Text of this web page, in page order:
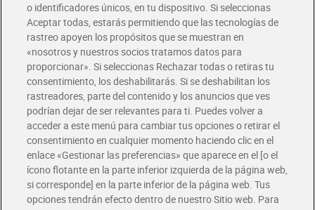
Envío gratis por compras superiores a 100€
Envío estandar por 4,99€
Glovo y Uber Eats
Solicita tu factura de Glovo o Uber Eats
Únete al CLUB Dia
Disfruta las ventajas y ofertas exclusivas.
Descárgate la APP Dia
Folletos y Tiendas
Descubre las mejores ofertas y busca tu tienda más cercana
o identificadores únicos, en tu dispositivo. Si seleccionas
Aceptar todas, estarás permitiendo que las tecnologías de
rastreo apoyen los propósitos que se muestran en
«nosotros y nuestros socios tratamos datos para
proporcionar». Si seleccionas Rechazar todas o retiras tu
consentimiento, los deshabilitarás. Si se deshabilitan los
rastreadores, parte del contenido y los anuncios que ves
podrían dejar de ser relevantes para ti. Puedes volver a
acceder a este menú para cambiar tus opciones o retirar el
consentimiento en cualquier momento haciendo clic en el
enlace «Gestionar las preferencias» que aparece en el [o el
ícono flotante en la parte inferior izquierda de la página web,
si corresponde] en la parte inferior de la página web. Tus
opciones tendrán efecto dentro de nuestro Sitio web. Para